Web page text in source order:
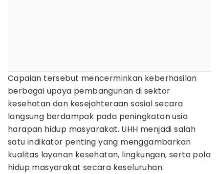
Capaian tersebut mencerminkan keberhasilan
berbagai upaya pembangunan di sektor
kesehatan dan kesejahteraan sosial secara
langsung berdampak pada peningkatan usia
harapan hidup masyarakat. UHH menjadi salah
satu indikator penting yang menggambarkan
kualitas layanan kesehatan, lingkungan, serta pola
hidup masyarakat secara keseluruhan.